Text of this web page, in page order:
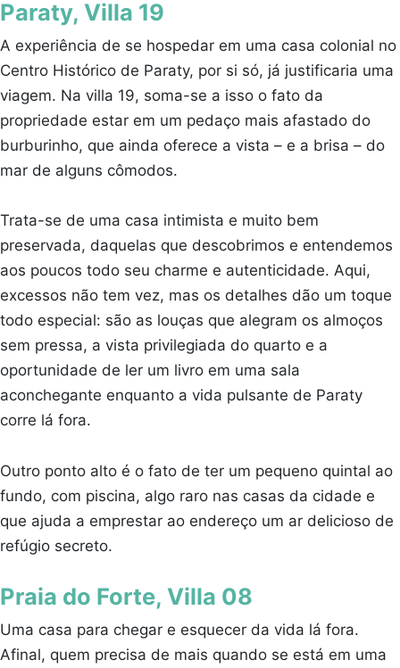
Paraty, Villa 19
A experiência de se hospedar em uma casa colonial no
Centro Histórico de Paraty, por si só, já justificaria uma
viagem. Na villa 19, soma-se a isso o fato da
propriedade estar em um pedaço mais afastado do
burburinho, que ainda oferece a vista – e a brisa – do
mar de alguns cômodos.
Trata-se de uma casa intimista e muito bem
preservada, daquelas que descobrimos e entendemos
aos poucos todo seu charme e autenticidade. Aqui,
excessos não tem vez, mas os detalhes dão um toque
todo especial: são as louças que alegram os almoços
sem pressa, a vista privilegiada do quarto e a
oportunidade de ler um livro em uma sala
aconchegante enquanto a vida pulsante de Paraty
corre lá fora.
Outro ponto alto é o fato de ter um pequeno quintal ao
fundo, com piscina, algo raro nas casas da cidade e
que ajuda a emprestar ao endereço um ar delicioso de
refúgio secreto.
Praia do Forte, Villa 08
Uma casa para chegar e esquecer da vida lá fora.
Afinal, quem precisa de mais quando se está em uma